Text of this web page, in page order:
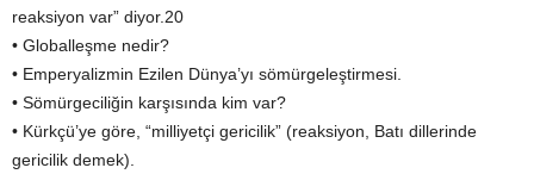
reaksiyon var” diyor.20
• Globalleşme nedir?
• Emperyalizmin Ezilen Dünya’yı sömürgeleştirmesi.
• Sömürgeciliğin karşısında kim var?
• Kürkçü’ye göre, “milliyetçi gericilik” (reaksiyon, Batı dillerinde
gericilik demek).